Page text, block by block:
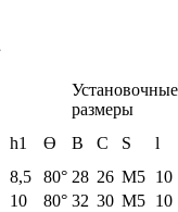
Установочные
размеры
h1 ϴ B C S
l
8,5 80° 28 26 М5 10
10 80° 32 30 М5 10